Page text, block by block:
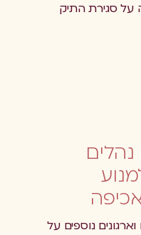
על סגירת התיק
נוספים על